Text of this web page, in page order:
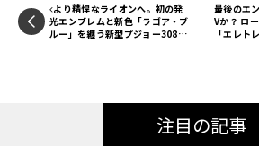
より精悍なライオンへ。初の発
光エンブレムと新色「ラゴア・ブ
ルー」を纏う新型プジョー308、
最後のエ
Vか？ ロ
「エレト
注目の記事